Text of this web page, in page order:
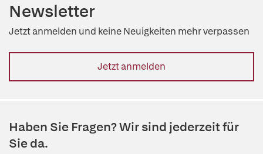
Newsletter
Jetzt anmelden und keine Neuigkeiten mehr verpassen
Jetzt anmelden
Haben Sie Fragen? Wir sind jederzeit für
Sie da.